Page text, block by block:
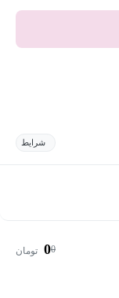
شرایط
0
0 تومان